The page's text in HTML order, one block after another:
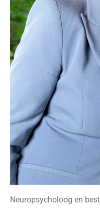
Neuropsycholoog en